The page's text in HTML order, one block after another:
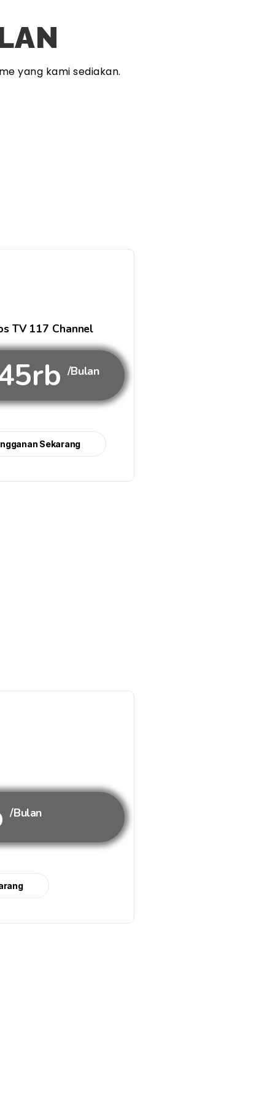
yang kami sediakan.
TV 117 Channel
/Bulan
Sekarang
/Bulan